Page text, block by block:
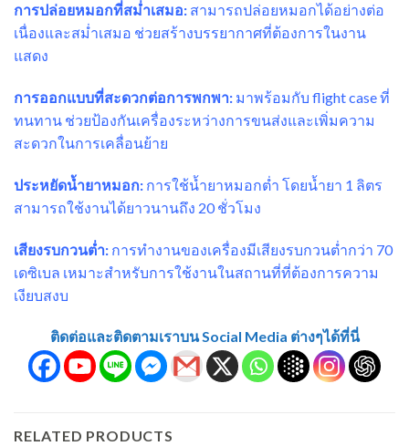
การปล่อยหมอกที่สม่ำเสมอ: สามารถปล่อยหมอกได้อย่างต่อ
เนื่องและสม่ำเสมอ ช่วยสร้างบรรยากาศที่ต้องการในงาน
แสดง
การออกแบบที่สะดวกต่อการพกพา: มาพร้อมกับ flight case ที่
ทนทาน ช่วยป้องกันเครื่องระหว่างการขนส่งและเพิ่มความ
สะดวกในการเคลื่อนย้าย
ประหยัดน้ำยาหมอก: การใช้น้ำยาหมอกต่ำ โดยน้ำยา 1 ลิตร
สามารถใช้งานได้ยาวนานถึง 20 ชั่วโมง
เสียงรบกวนต่ำ: การทำงานของเครื่องมีเสียงรบกวนต่ำกว่า 70
เดซิเบล เหมาะสำหรับการใช้งานในสถานที่ที่ต้องการความ
เงียบสงบ
ติดต่อและติดตามเราบน Social Media ต่างๆได้ที่นี่
RELATED PRODUCTS